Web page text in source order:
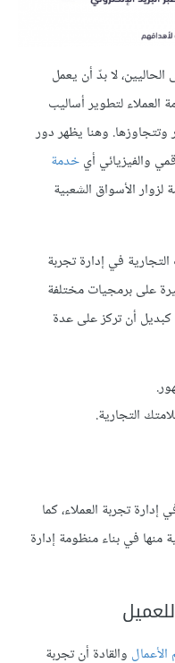
لا بدّ أن يعمل
لتطوير أساليب
وهنا يظهر دور
والفيزيائي أيخدمة
الأسواق الشعبية
في إدارة تجربة
على برمجيات مختلفة
أن تركز على عدة
التجارية.
تجربة العملاء، كما
في بناء منظومة إدارة
والقادة أن تجربة